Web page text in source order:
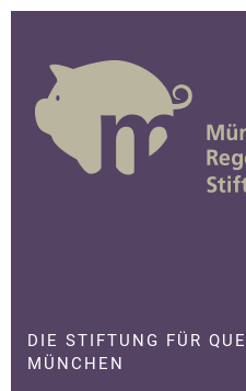
Skip
DIE STIFTUNG FÜR
MÜNCHEN